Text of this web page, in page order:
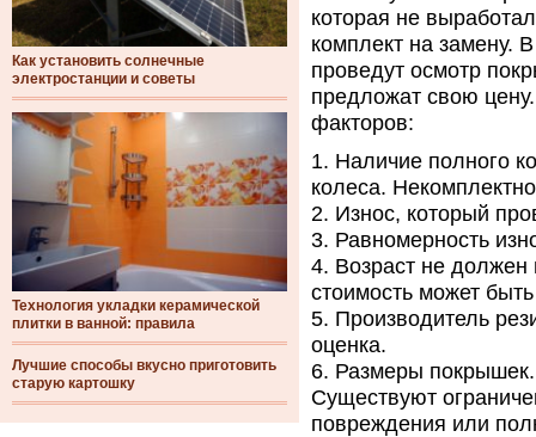
Как установить солнечные
электростанции и советы
Технология укладки керамической
плитки в ванной: правила
Лучшие способы вкусно приготовить
старую картошку
которая не
комплект на замену.
проведут осмотр
предложат свою
факторов:
Наличие полного
колеса.
Износ, который
Равномерность
Возраст не
стоимость может
Производитель
оценка.
Размеры
Существуют
повреждения или